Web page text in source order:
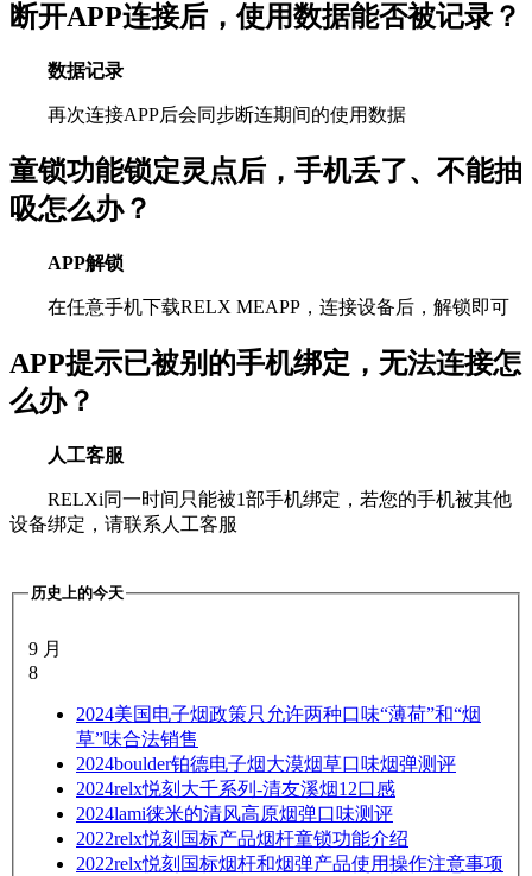
断开APP连接后，使用数据能否被记录？
数据记录
再次连接APP后会同步断连期间的使用数据
童锁功能锁定灵点后，手机丢了、不能抽
吸怎么办？
APP解锁
在任意手机下载RELX MEAPP，连接设备后，解锁即可
APP提示已被别的手机绑定，无法连接怎
么办？
人工客服
RELXi同一时间只能被1部手机绑定，若您的手机被其他
设备绑定，请联系人工客服
历史上的今天
9 月
8
2024美国电子烟政策只允许两种口味“薄荷”和“烟
草”味合法销售
2024boulder铂德电子烟大漠烟草口味烟弹测评
2024relx悦刻大千系列-清友溪烟12口感
2024lami徕米的清风高原烟弹口味测评
2022relx悦刻国标产品烟杆童锁功能介绍
2022relx悦刻国标烟杆和烟弹产品使用操作注意事项